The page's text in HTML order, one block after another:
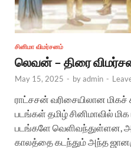
சினிமா விமர்சனம்
லெவன் – திரை
May 15, 2025 - byadmin -
ராட்சசன் வரிசையிலான மிகச்
படங்கள் தமிழ் சினிமாவில் மிக
படங்களே வெளிவந்துள்ளன,
காலத்தை கடந்தும் அந்த